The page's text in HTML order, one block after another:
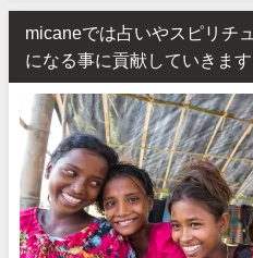
micaneでは占いやスピリチ
になる事に貢献していきます